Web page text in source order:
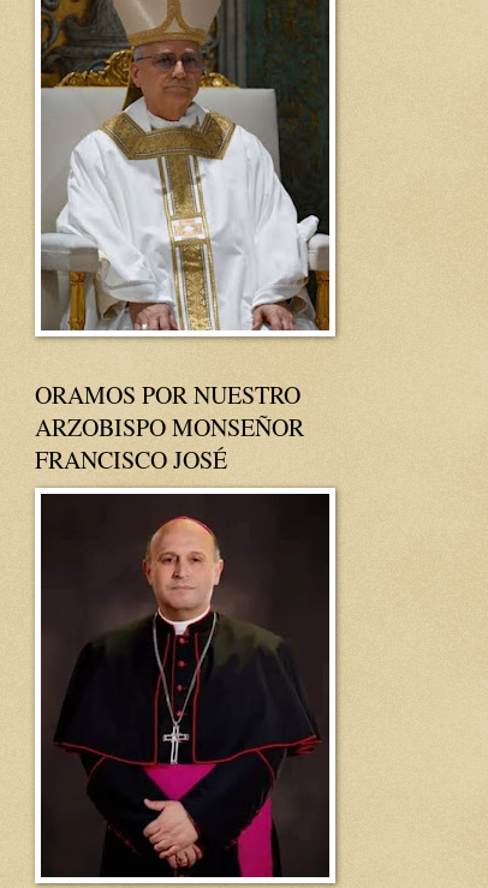
ORAMOS POR NUESTRO
ARZOBISPO MONSEÑOR
FRANCISCO JOSÉ